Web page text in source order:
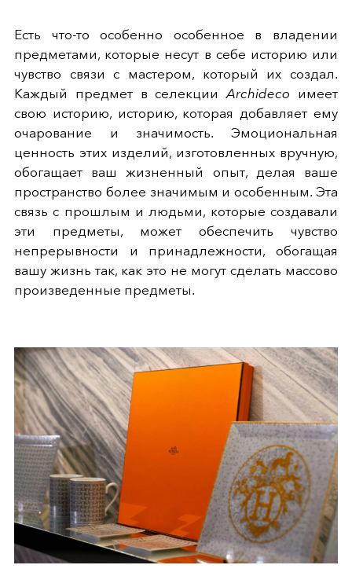
Есть что-то особенно особенное в владении
предметами, которые несут в себе историю или
чувство связи с мастером, который их создал.
Каждый предмет в селекцииArchideco имеет
свою историю, историю, которая добавляет ему
очарование и значимость. Эмоциональная
ценность этих изделий, изготовленных вручную,
обогащает ваш жизненный опыт, делая ваше
пространство более значимым и особенным. Эта
связь с прошлым и людьми, которые создавали
эти предметы, может обеспечить чувство
непрерывности и принадлежности, обогащая
вашу жизнь так, как это не могут сделать массово
произведенные предметы.